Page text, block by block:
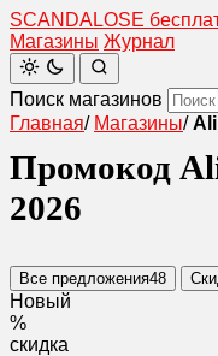
SCANDALOSE
Магазины Журнал
Поиск магазинов
Главная/ Магазины/
Промокод
2026
Все предложения48
Новый
%
скидка